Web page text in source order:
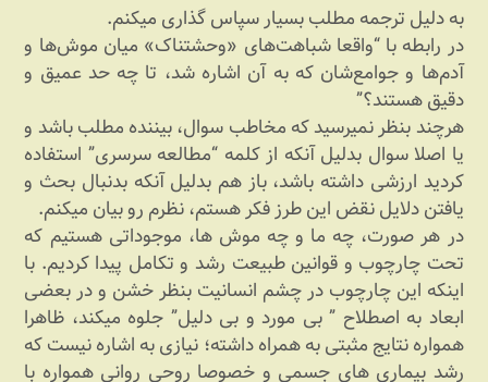
به دلیل ترجمه مطلب بسیار سپاس گذاری میکنم.
در رابطه با “واقعا شباهت‌های «وحشتناک» میان موش‌ها و
آدم‌ها و جوامع‌شان که به آن اشاره شد، تا چه حد عمیق و
دقیق هستند؟”
هرچند بنظر نمیرسید که مخاطب سوال، بیننده مطلب باشد و
یا اصلا سوال بدلیل آنکه از کلمه “مطالعه سرسری” استفاده
کردید ارزشی داشته باشد، باز هم بدلیل آنکه بدنبال بحث و
یافتن دلایل نقض این طرز فکر هستم، نظرم رو بیان میکنم.
در هر صورت، چه ما و چه موش ها، موجوداتی هستیم که
تحت چارچوب و قوانین طبیعت رشد و تکامل پیدا کردیم. با
اینکه این چارچوب در چشم انسانیت بنظر خشن و در بعضی
ابعاد به اصطلاح ” بی مورد و بی دلیل” جلوه میکند، ظاهرا
همواره نتایج مثبتی به همراه داشته؛ نیازی به اشاره نیست که
رشد بیماری های جسمی و خصوصا روحی روانی همواره با